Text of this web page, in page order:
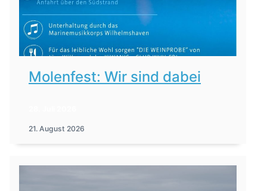
Molenfest: Wir sind dabei
21. August 2026